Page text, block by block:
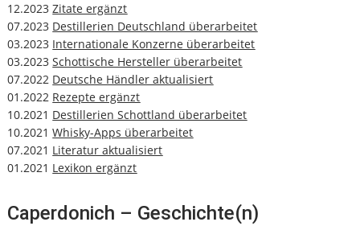
12.2023Zitate ergänzt
07.2023 Destillerien Deutschland überarbeitet
03.2023 Internationale Konzerne überarbeitet
03.2023Schottische Hersteller überarbeitet
07.2022 Deutsche Händler aktualisiert
01.2022 Rezepte ergänzt
10.2021 Destillerien Schottland überarbeitet
10.2021Whisky-Apps überarbeitet
07.2021 Literatur aktualisiert
01.2021 Lexikon ergänzt
Caperdonich – Geschichte(n)